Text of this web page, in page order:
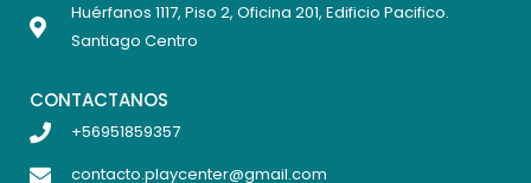
Huérfanos 1117, Piso 2, Oficina 201, Edificio Pacifico.
Santiago Centro
CONTACTANOS
+56951859357
contacto.playcenter@gmail.com